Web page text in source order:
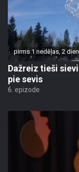
pirms 1 nedēļas, 2
Dažreiz tieši
pie sevis
6. epizode